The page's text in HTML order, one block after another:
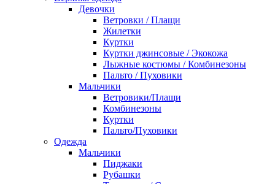
Девочки
Ветровки / Плащи
Жилетки
Куртки
Куртки джинсовые / Экокожа
Лыжные костюмы / Комбинезоны
Пальто / Пуховики
Мальчики
Ветровики/Плащи
Комбинезоны
Куртки
Пальто/Пуховики
Одежда
Мальчики
Пиджаки
Рубашки